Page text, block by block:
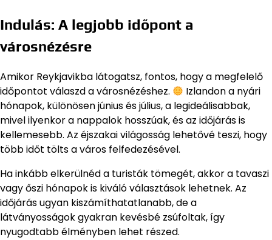
Indulás: A legjobb időpont a
városnézésre
Amikor Reykjavikba látogatsz, fontos, hogy a megfelelő
időpontot válaszd a városnézéshez.
Izlandon a nyári
hónapok, különösen június és július, a legideálisabbak,
mivel ilyenkor a nappalok hosszúak, és az időjárás is
kellemesebb. Az éjszakai világosság lehetővé teszi, hogy
több időt tölts a város felfedezésével.
Ha inkább elkerülnéd a turisták tömegét, akkor a tavaszi
vagy őszi hónapok is kiváló választások lehetnek. Az
időjárás ugyan kiszámíthatatlanabb, de a
látványosságok gyakran kevésbé zsúfoltak, így
nyugodtabb élményben lehet részed.